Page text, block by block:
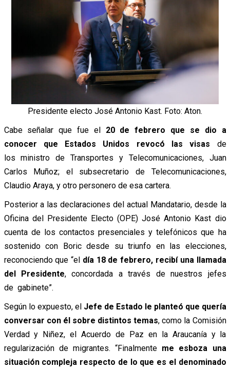
Presidente electo José Antonio Kast. Foto: Aton.
Cabe señalar que fue el 20 de febrero que se dio a
conocer que Estados Unidos revocó las visas de
los ministro de Transportes y Telecomunicaciones, Juan
Carlos Muñoz; el subsecretario de Telecomunicaciones,
Claudio Araya, y otro personero de esa cartera.
Posterior a las declaraciones del actual Mandatario, desde la
Oficina del Presidente Electo (OPE) José Antonio Kast dio
cuenta de los contactos presenciales y telefónicos que ha
sostenido con Boric desde su triunfo en las elecciones,
reconociendo que “el día 18 de febrero, recibí una llamada
del Presidente, concordada a través de nuestros jefes
de gabinete”.
Según lo expuesto, el Jefe de Estado le planteó que quería
conversar con él sobre distintos temas, como la Comisión
Verdad y Niñez, el Acuerdo de Paz en la Araucanía y la
regularización de migrantes. “Finalmente me esboza una
situación compleja respecto de lo que es el denominado